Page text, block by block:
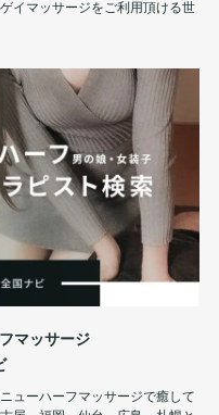
イマッサージをご利用頂ける世
マッサージ
ューハーフマッサージで癒して